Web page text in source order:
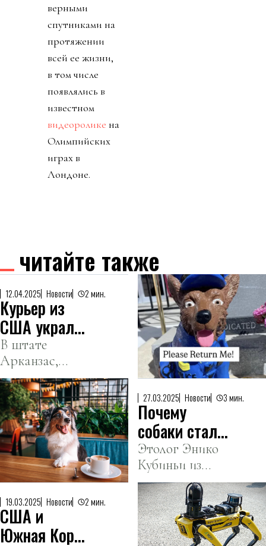
верными
спутниками на
протяжении
всей ее жизни,
в том числе
появлялись в
известном
видеоролике на
Олимпийских
играх в
Лондоне.
читайте также
12.04.2025 Новости 2 мин.
Курьер из
США украл
статую
полицейской
собаки из
офиса
шерифа
В штате
Арканзас,
США,
водитель
службы
доставки был
обвинен в
краже статуи
полицейской
офиса местного
шерифа.
27.03.2025 Новости 3 мин.
Почему
собаки стали
«новыми
детьми» на
Западе
Этолог Энико
Кубиньи из
Университета
Этвёша
Лоранда в
Венгрии
19.03.2025 Новости 2 мин.
США и
Южная Корея